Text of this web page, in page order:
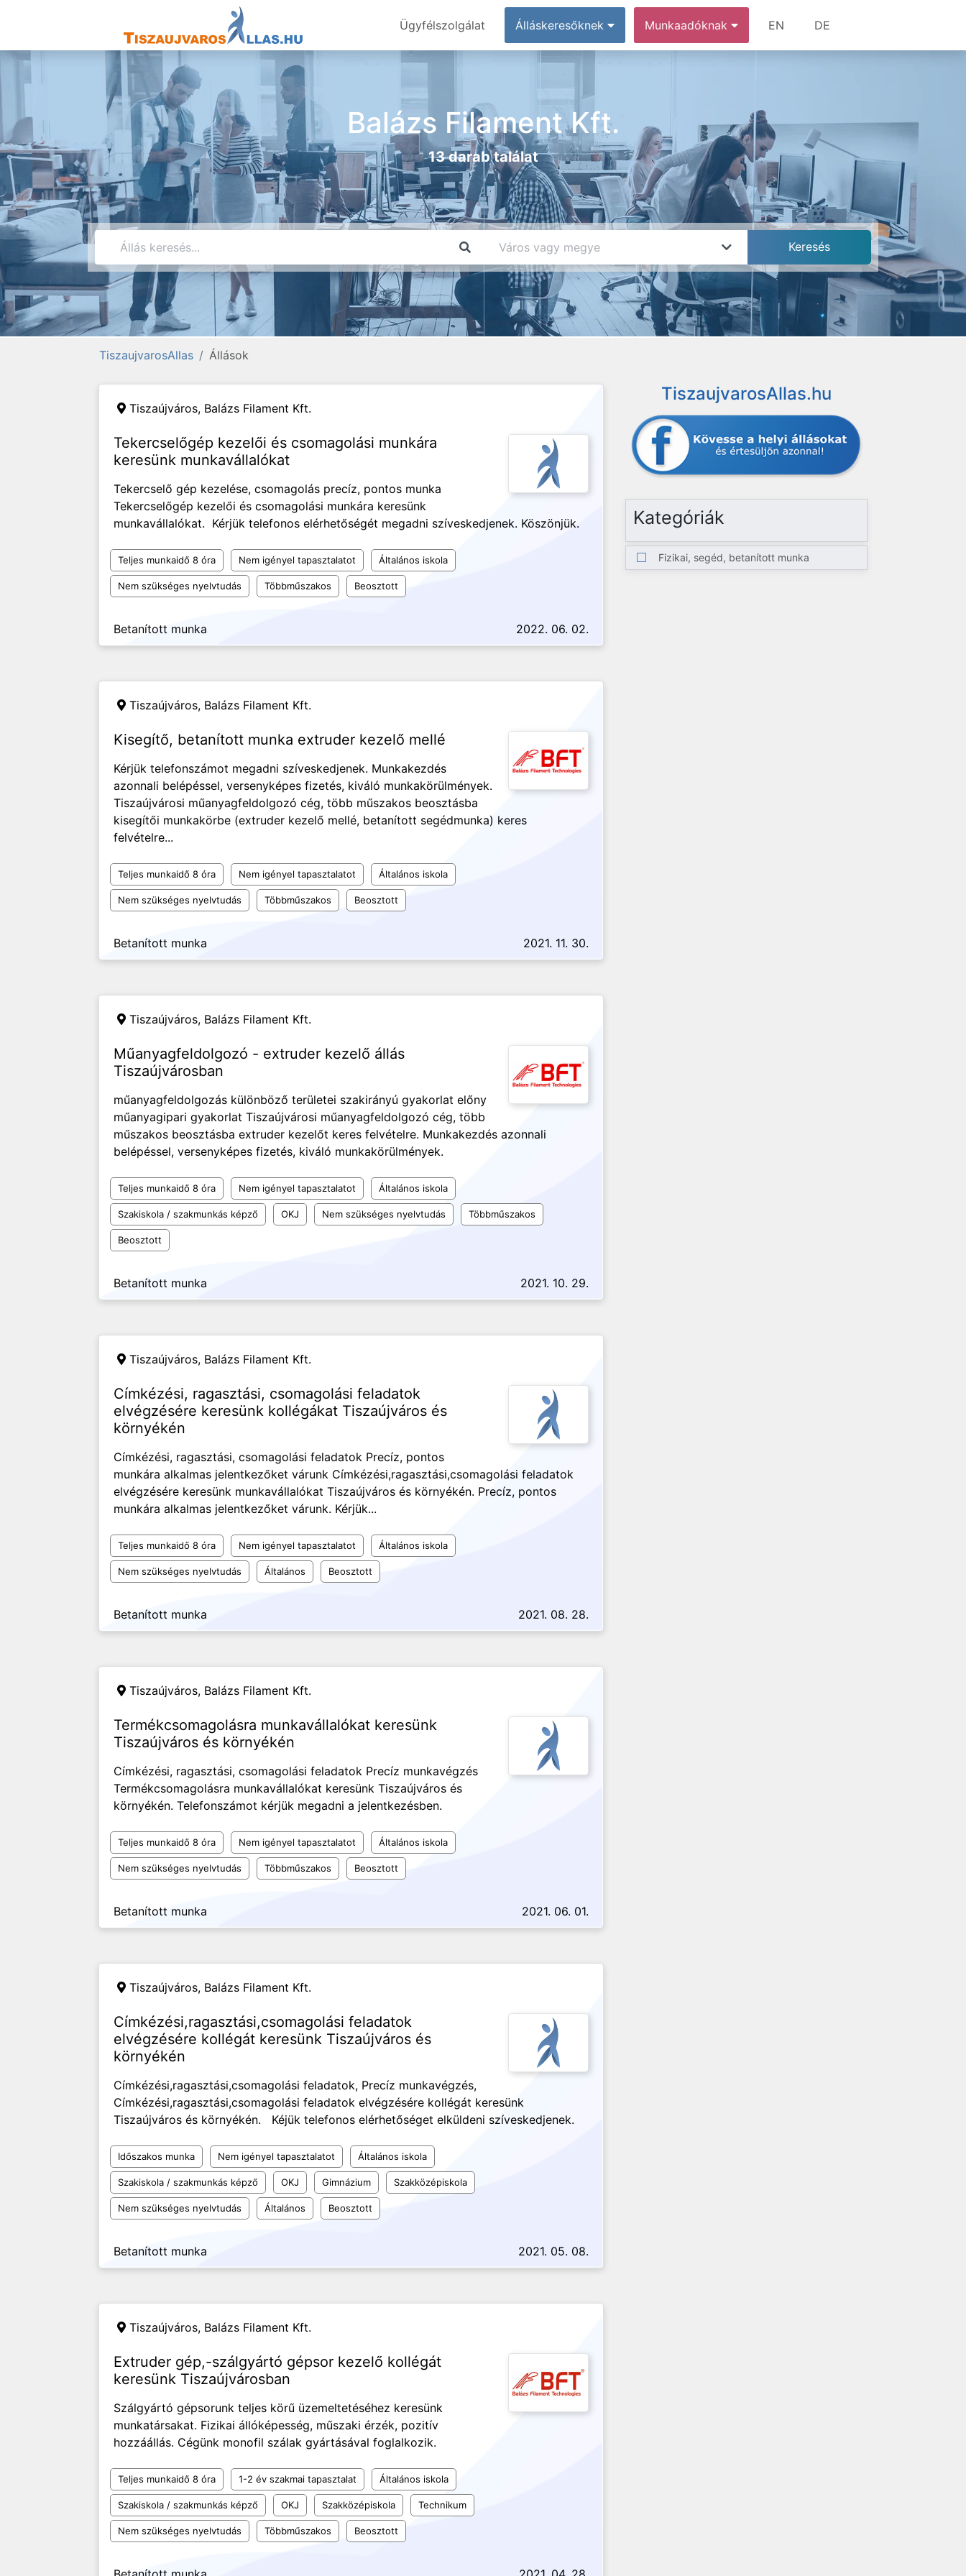
Ügyfélszolgálat Álláskeresőknek Munkaadóknak EN DE
Balázs Filament Kft.
13 darab találat
TiszaujvarosAllas Állások
Tiszaújváros, Balázs Filament Kft.
Tekercselőgép kezelői és csomagolási munkára
keresünk munkavállalókat
Tekercselő gép kezelése, csomagolás precíz, pontos munka
Tekercselőgép kezelői és csomagolási munkára keresünk
munkavállalókat. Kérjük telefonos elérhetőségét megadni szíveskedjenek. Köszönjük.
Teljes munkaidő 8 óra Nem igényel tapasztalatot Általános iskola
Nem szükséges nyelvtudás Többműszakos Beosztott
Betanított munka 2022. 06. 02.
Tiszaújváros, Balázs Filament Kft.
Kisegítő, betanított munka extruder kezelő mellé
Kérjük telefonszámot megadni szíveskedjenek. Munkakezdés
azonnali belépéssel, versenyképes fizetés, kiváló munkakörülmények.
Tiszaújvárosi műanyagfeldolgozó cég, több műszakos beosztásba
kisegítői munkakörbe (extruder kezelő mellé, betanított segédmunka) keres
felvételre...
Teljes munkaidő 8 óra Nem igényel tapasztalatot Általános iskola
Nem szükséges nyelvtudás Többműszakos Beosztott
Betanított munka 2021. 11. 30.
Tiszaújváros, Balázs Filament Kft.
Műanyagfeldolgozó - extruder kezelő állás
Tiszaújvárosban
műanyagfeldolgozás különböző területei szakirányú gyakorlat előny
műanyagipari gyakorlat Tiszaújvárosi műanyagfeldolgozó cég, több
műszakos beosztásba extruder kezelőt keres felvételre. Munkakezdés azonnali
belépéssel, versenyképes fizetés, kiváló munkakörülmények.
Teljes munkaidő 8 óra Nem igényel tapasztalatot Általános iskola
Szakiskola / szakmunkás képző OKJ Nem szükséges nyelvtudás Többműszakos
Beosztott
Betanított munka 2021. 10. 29.
Tiszaújváros, Balázs Filament Kft.
Címkézési, ragasztási, csomagolási feladatok
elvégzésére keresünk kollégákat Tiszaújváros és
környékén
Címkézési, ragasztási, csomagolási feladatok Precíz, pontos
munkára alkalmas jelentkezőket várunk Címkézési,ragasztási,csomagolási feladatok
elvégzésére keresünk munkavállalókat Tiszaújváros és környékén. Precíz, pontos
munkára alkalmas jelentkezőket várunk. Kérjük...
Teljes munkaidő 8 óra Nem igényel tapasztalatot Általános iskola
Nem szükséges nyelvtudás Általános Beosztott
Betanított munka 2021. 08. 28.
Tiszaújváros, Balázs Filament Kft.
Termékcsomagolásra munkavállalókat keresünk
Tiszaújváros és környékén
Címkézési, ragasztási, csomagolási feladatok Precíz munkavégzés
Termékcsomagolásra munkavállalókat keresünk Tiszaújváros és
környékén. Telefonszámot kérjük megadni a jelentkezésben.
Teljes munkaidő 8 óra Nem igényel tapasztalatot Általános iskola
Nem szükséges nyelvtudás Többműszakos Beosztott
Betanított munka 2021. 06. 01.
Tiszaújváros, Balázs Filament Kft.
Címkézési,ragasztási,csomagolási feladatok
elvégzésére kollégát keresünk Tiszaújváros és
környékén
Címkézési,ragasztási,csomagolási feladatok, Precíz munkavégzés,
Címkézési,ragasztási,csomagolási feladatok elvégzésére kollégát keresünk
Tiszaújváros és környékén. Kéjük telefonos elérhetőséget elküldeni szíveskedjenek.
Időszakos munka Nem igényel tapasztalatot Általános iskola
Szakiskola / szakmunkás képző OKJ Gimnázium Szakközépiskola
Nem szükséges nyelvtudás Általános Beosztott
Betanított munka 2021. 05. 08.
Tiszaújváros, Balázs Filament Kft.
Extruder gép,-szálgyártó gépsor kezelő kollégát
keresünk Tiszaújvárosban
Szálgyártó gépsorunk teljes körű üzemeltetéséhez keresünk
munkatársakat. Fizikai állóképesség, műszaki érzék, pozitív
hozzáállás. Cégünk monofil szálak gyártásával foglalkozik.
Teljes munkaidő 8 óra 1-2 év szakmai tapasztalat Általános iskola
Szakiskola / szakmunkás képző OKJ Szakközépiskola Technikum
Nem szükséges nyelvtudás Többműszakos Beosztott
TiszaujvarosAllas.hu
Kategóriák
Fizikai, segéd, betanított munka